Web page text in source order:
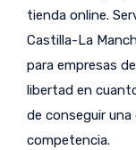
tienda online.
Castilla-La
para empresas
libertad en
de conseguir
competencia.